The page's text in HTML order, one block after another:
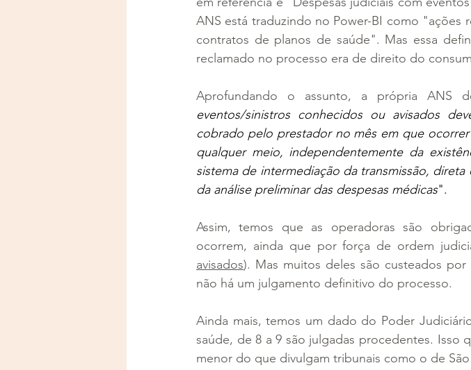
ANS está traduzindo no Power-BI como "ações
contratos de planos de saúde". Mas essa
reclamado no processo era de direito do
Aprofundando o assunto, a própria ANS
eventos/sinistros conhecidos ou avisados
cobrado pelo prestador no mês em que
qualquer meio, independentemente da
sistema de intermediação da transmissão,
da análise preliminar das despesas médicas".
Assim, temos que as operadoras são
avisados). Mas muitos deles são custeados
não há um julgamento definitivo do processo.
Ainda mais, temos um dado do Poder
saúde, de 8 a 9 são julgadas procedentes. Isso
menor do que divulgam tribunais como o de São